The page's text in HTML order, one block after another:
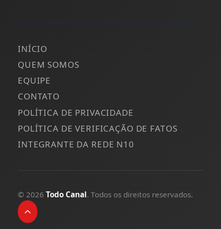
INÍCIO
QUEM SOMOS
EQUIPE
CONTATO
POLÍTICA DE PRIVACIDADE
POLÍTICA DE VERIFICAÇÃO DE FATOS
INTEGRANTE DA REDE N10
© 2026 Todo Canal. Todos os direitos reservados.